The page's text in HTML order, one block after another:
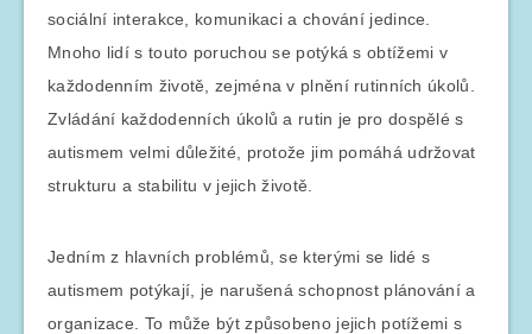
sociální interakce, komunikaci a chování jedince.
Mnoho lidí s touto poruchou se potýká s obtížemi v
každodenním životě, zejména v plnění rutinních úkolů.
Zvládání každodenních úkolů a rutin je pro dospělé s
autismem velmi důležité, protože jim pomáhá udržovat
strukturu a stabilitu v jejich životě.
Jedním z hlavních problémů, se kterými se lidé s
autismem potýkají, je narušená schopnost plánování a
organizace. To může být způsobeno jejich potížemi s